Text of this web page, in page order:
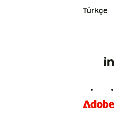
Türkçe